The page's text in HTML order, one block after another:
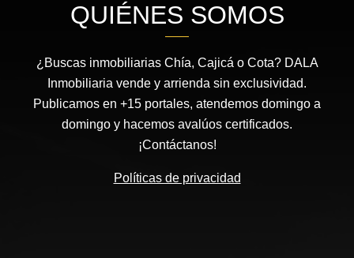
QUIÉNES SOMOS
¿Buscas inmobiliarias Chía, Cajicá o Cota? DALA
Inmobiliaria vende y arrienda sin exclusividad.
Publicamos en +15 portales, atendemos domingo a
domingo y hacemos avalúos certificados.
¡Contáctanos!
Políticas de privacidad